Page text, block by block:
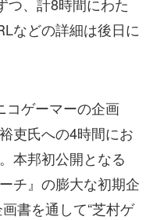
つ、計8時間にわた
などの詳細は後日に
ゲーマーの企画
吏氏への4時間にお
本邦初公開となる
チ』の膨大な初期企
書を通して“芝村ゲ